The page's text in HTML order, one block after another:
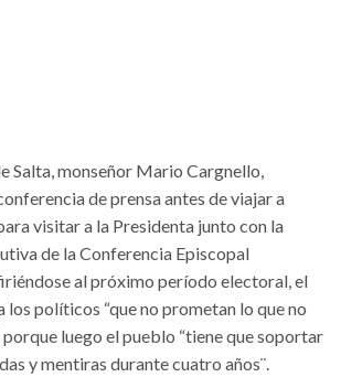
Salta, monseñor Mario Cargnello,
de prensa antes de viajar a
visitar a la Presidenta junto con la
de la Conferencia Episcopal
al próximo período electoral, el
los políticos “que no prometan lo que no
porque luego el pueblo “tiene que soportar
y mentiras durante cuatro años¨.